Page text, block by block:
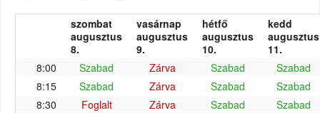
szombat
augusztus
8.
vasárnap
augusztus
9.
hétfő
augusztus
10.
kedd
augusztus
11.
8:00
Szabad Zárva Szabad
Szabad
8:15
Szabad Zárva Szabad
Szabad
8:30
Foglalt Zárva Szabad
Szabad